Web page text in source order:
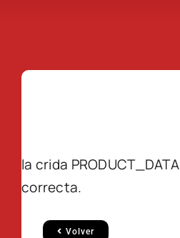
la crida
correcta.
Volver